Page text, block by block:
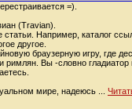
=).
(Travian).
Например, каталог
другое.
браузерную игру, где
Вы -словно
мире, надеюсь